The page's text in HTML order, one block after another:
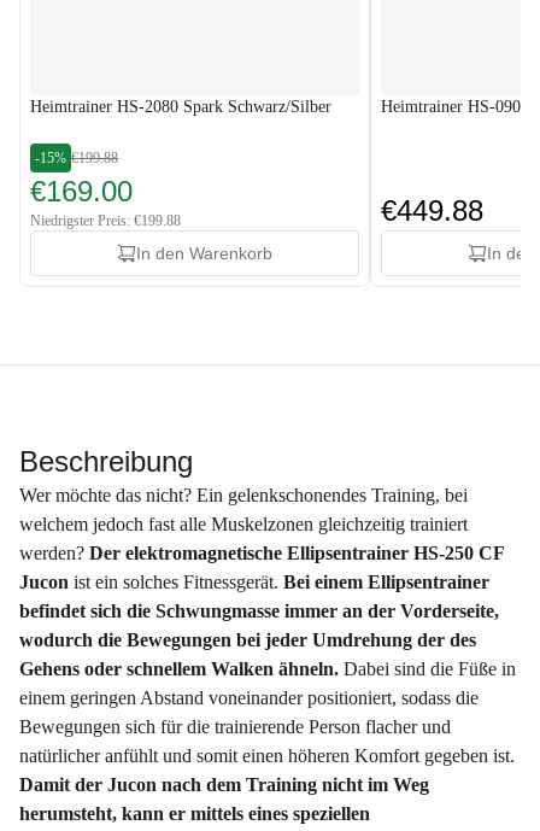
Heimtrainer HS-2080 Spark Schwarz/Silber
-15% €199.88
€169.00
Niedrigster Preis: €199.88
In den Warenkorb
Heimtrainer HS-090H
€449.88
In den
Beschreibung
Wer möchte das nicht? Ein gelenkschonendes Training, bei
welchem jedoch fast alle Muskelzonen gleichzeitig trainiert
werden? Der elektromagnetische Ellipsentrainer HS-250 CF
Jucon ist ein solches Fitnessgerät. Bei einem Ellipsentrainer
befindet sich die Schwungmasse immer an der Vorderseite,
wodurch die Bewegungen bei jeder Umdrehung der des
Gehens oder schnellem Walken ähneln. Dabei sind die Füße in
einem geringen Abstand voneinander positioniert, sodass die
Bewegungen sich für die trainierende Person flacher und
natürlicher anfühlt und somit einen höheren Komfort gegeben ist.
Damit der Jucon nach dem Training nicht im Weg
herumsteht, kann er mittels eines speziellen